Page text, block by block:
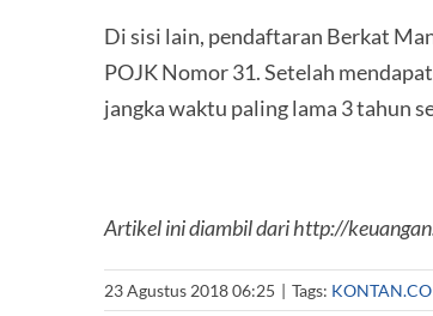
Di sisi lain, pendaftaran Berkat
POJK Nomor 31. Setelah
jangka waktu paling lama 3 tahun
Artikel ini diambil dari http://
23 Agustus 2018 06:25 | Tags: KONTAN.CO